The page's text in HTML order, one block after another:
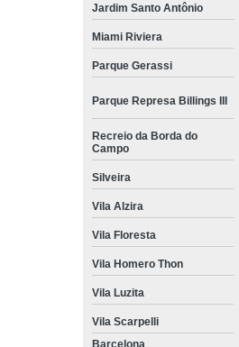
Jardim Santo Antônio
Miami Riviera
Parque Gerassi
Parque Represa Billings III
Recreio da Borda do
Campo
Silveira
Vila Alzira
Vila Floresta
Vila Homero Thon
Vila Luzita
Vila Scarpelli
Barcelona